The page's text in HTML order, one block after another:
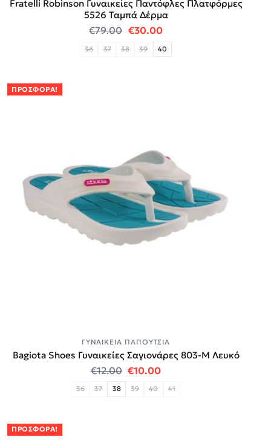
Fratelli Robinson Γυναικείες Παντόφλες Πλατφόρμες
5526 Ταμπά Δέρμα
€79.00 Original price was: €79.00.
€30.00Η τρέχουσα τιμή
36 37 38 39 40
ΠΡΟΣΦΟΡΆ!
ΓΥΝΑΙΚΕΊΑ ΠΑΠΟΎΤΣΙΑ
Bagiota Shoes Γυναικείες Σαγιονάρες 803-Μ Λευκό
€12.00 Original price was: €12.00.
€10.00Η τρέχουσα τιμή
36 37 38 39 40 41
ΠΡΟΣΦΟΡΆ!